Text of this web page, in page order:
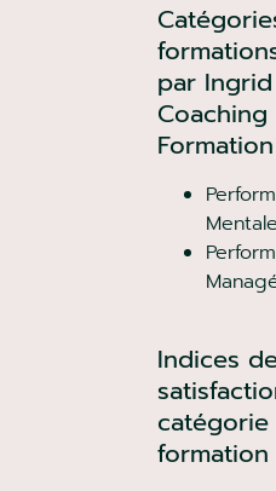
par
Formation
Mentale
Indices
formation